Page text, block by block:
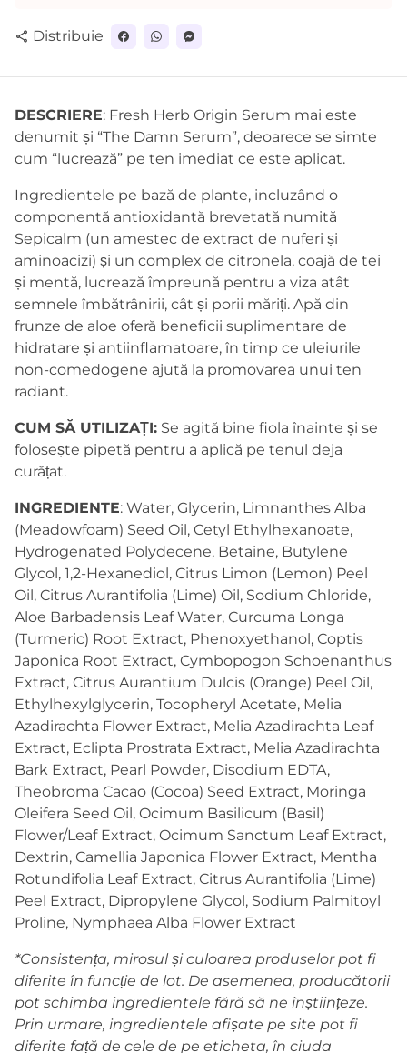
plată
share Distribuie
DESCRIERE: Fresh Herb Origin Serum mai este
denumit și “The Damn Serum”, deoarece se simte
cum “lucrează” pe ten imediat ce este aplicat.
Ingredientele pe bază de plante, incluzând o
componentă antioxidantă brevetată numită
Sepicalm (un amestec de extract de nuferi și
aminoacizi) și un complex de citronela, coajă de tei
și mentă, lucrează împreună pentru a viza atât
semnele îmbătrânirii, cât și porii măriți. Apă din
frunze de aloe oferă beneficii suplimentare de
hidratare și antiinflamatoare, în timp ce uleiurile
non-comedogene ajută la promovarea unui ten
radiant.
CUM SĂ UTILIZAȚI: Se agită bine fiola înainte și se
folosește pipetă pentru a aplică pe tenul deja
curățat.
INGREDIENTE: Water, Glycerin, Limnanthes Alba
(Meadowfoam) Seed Oil, Cetyl Ethylhexanoate,
Hydrogenated Polydecene, Betaine, Butylene
Glycol, 1,2-Hexanediol, Citrus Limon (Lemon) Peel
Oil, Citrus Aurantifolia (Lime) Oil, Sodium Chloride,
Aloe Barbadensis Leaf Water, Curcuma Longa
(Turmeric) Root Extract, Phenoxyethanol, Coptis
Japonica Root Extract, Cymbopogon Schoenanthus
Extract, Citrus Aurantium Dulcis (Orange) Peel Oil,
Ethylhexylglycerin, Tocopheryl Acetate, Melia
Azadirachta Flower Extract, Melia Azadirachta Leaf
Extract, Eclipta Prostrata Extract, Melia Azadirachta
Bark Extract, Pearl Powder, Disodium EDTA,
Theobroma Cacao (Cocoa) Seed Extract, Moringa
Oleifera Seed Oil, Ocimum Basilicum (Basil)
Flower/Leaf Extract, Ocimum Sanctum Leaf Extract,
Dextrin, Camellia Japonica Flower Extract, Mentha
Rotundifolia Leaf Extract, Citrus Aurantifolia (Lime)
Peel Extract, Dipropylene Glycol, Sodium Palmitoyl
Proline, Nymphaea Alba Flower Extract
*Consistența, mirosul și culoarea produselor pot fi
diferite în funcție de lot. De asemenea, producătorii
pot schimba ingredientele fără să ne înștiințeze.
Prin urmare, ingredientele afișate pe site pot fi
diferite față de cele de pe eticheta, în ciuda